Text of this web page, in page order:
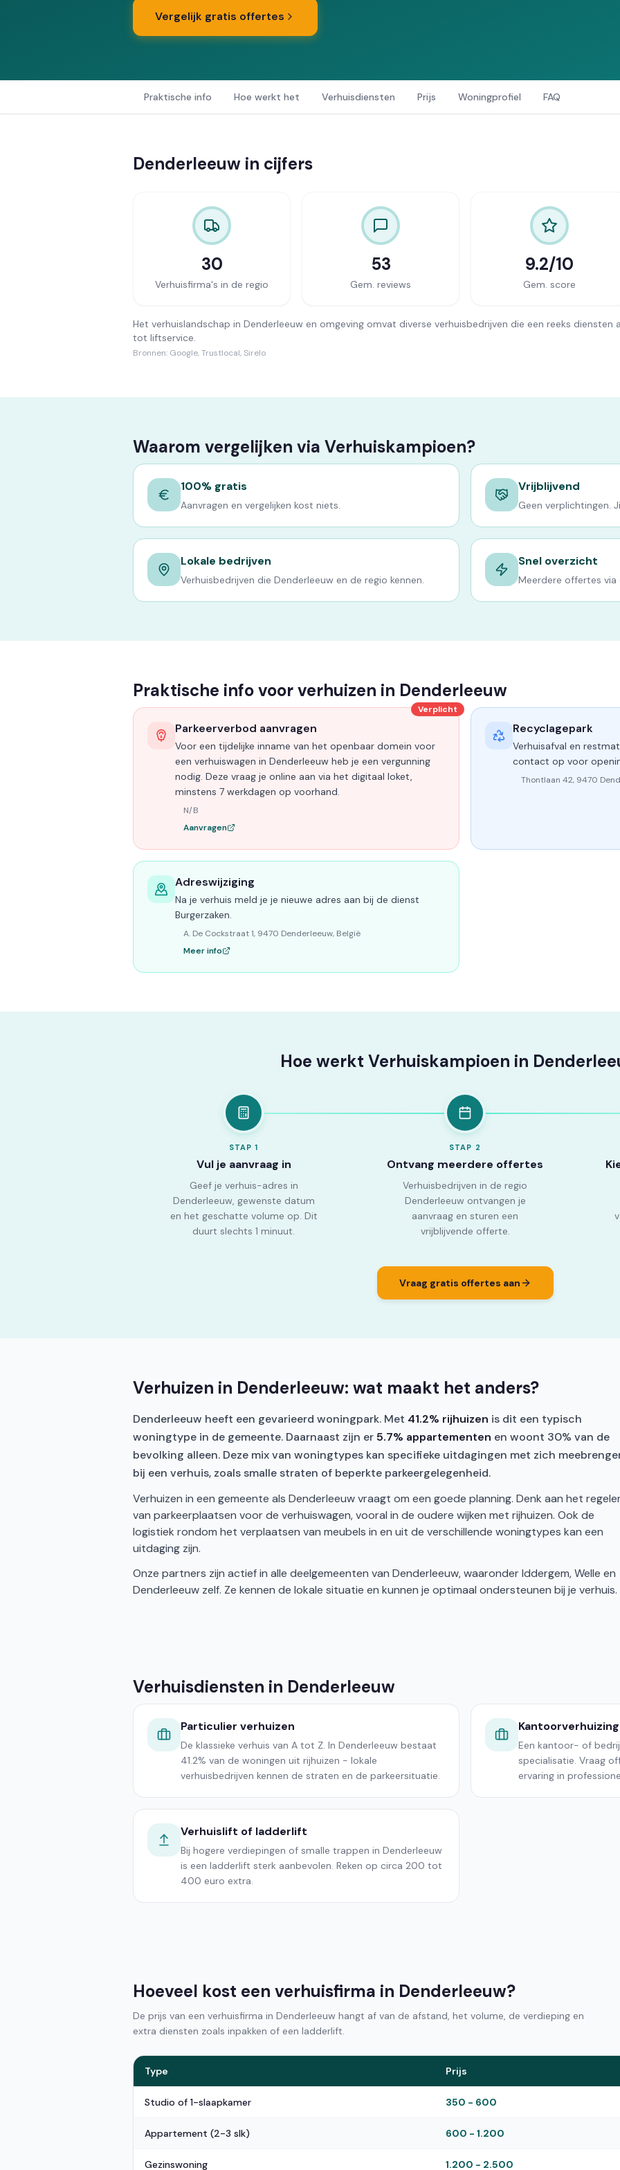
Vergelijk gratis offertes
Praktische info Hoe werkt het Verhuisdiensten Prijs Woningprofiel FAQ
Denderleeuw in cijfers
30
Verhuisfirma's in de regio
53
Gem. reviews
9.2/10
Gem. score
Het verhuislandschap in Denderleeuw en omgeving omvat diverse verhuisbedrijven die een reeks diensten
tot liftservice.
Bronnen: Google, Trustlocal, Sirelo
Waarom vergelijken via Verhuiskampioen?
100% gratis
Aanvragen en vergelijken kost niets.
Vrijblijvend
Geen verplichtingen.
Lokale bedrijven
Verhuisbedrijven die Denderleeuw en de regio kennen.
Snel overzicht
Meerdere offertes via
Praktische info voor verhuizen in Denderleeuw
Verplicht
Parkeerverbod aanvragen
Voor een tijdelijke inname van het openbaar domein voor
een verhuiswagen in Denderleeuw heb je een vergunning
nodig. Deze vraag je online aan via het digitaal loket,
minstens 7 werkdagen op voorhand.
N/B
Aanvragen
Recyclagepark
Verhuisafval en
contact op voor
Thontlaan 42, 9470
Adreswijziging
Na je verhuis meld je je nieuwe adres aan bij de dienst
Burgerzaken.
A. De Cockstraat 1, 9470 Denderleeuw, België
Meer info
Hoe werkt Verhuiskampioen in
STAP1
Vul je aanvraag in
Geef je verhuis-adres in
Denderleeuw, gewenste datum
en het geschatte volume op. Dit
duurt slechts 1 minuut.
STAP 2
Ontvang meerdere offertes
Verhuisbedrijven in de regio
Denderleeuw ontvangen je
aanvraag en sturen een
vrijblijvende offerte.
Vraag gratis offertes aan
Verhuizen in Denderleeuw: wat maakt het anders?
Denderleeuw heeft een gevarieerd woningpark. Met 41.2% rijhuizen is dit een typisch
woningtype in de gemeente. Daarnaast zijn er 5.7% appartementen en woont 30% van de
bevolking alleen. Deze mix van woningtypes kan specifieke uitdagingen met zich
bij een verhuis, zoals smalle straten of beperkte parkeergelegenheid.
Verhuizen in een gemeente als Denderleeuw vraagt om een goede planning. Denk aan het
van parkeerplaatsen voor de verhuiswagen, vooral in de oudere wijken met rijhuizen. Ook de
logistiek rondom het verplaatsen van meubels in en uit de verschillende woningtypes kan een
uitdaging zijn.
Onze partners zijn actief in alle deelgemeenten van Denderleeuw, waaronder Iddergem, Welle en
Denderleeuw zelf. Ze kennen de lokale situatie en kunnen je optimaal ondersteunen bij je verhuis.
Verhuisdiensten in Denderleeuw
Particulier verhuizen
De klassieke verhuis van A tot Z. In Denderleeuw bestaat
41.2% van de woningen uit rijhuizen - lokale
verhuisbedrijven kennen de straten en de parkeersituatie.
Kantoorverhuizing
Een kantoor- of
specialisatie. Vraag
ervaring in
Verhuislift of ladderlift
Bij hogere verdiepingen of smalle trappen in Denderleeuw
is een ladderlift sterk aanbevolen. Reken op circa 200 tot
400 euro extra.
Hoeveel kost een verhuisfirma in Denderleeuw?
De prijs van een verhuisfirma in Denderleeuw hangt af van de afstand, het volume, de verdieping en
extra diensten zoals inpakken of een ladderlift.
Type Prijs
Studio of 1-slaapkamer 350 - 600
Appartement (2-3 slk) 600 - 1.200
Gezinswoning 1.200 - 2.500